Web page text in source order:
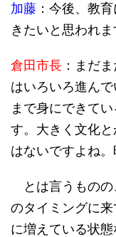
加藤 ：今後、教
きたいと思われま
倉田市長 ：まだ
はいろいろ進ん
まで身にできて
す。大きく文化
はないですよね。
とは言うものの
のタイミングに
に増えている状